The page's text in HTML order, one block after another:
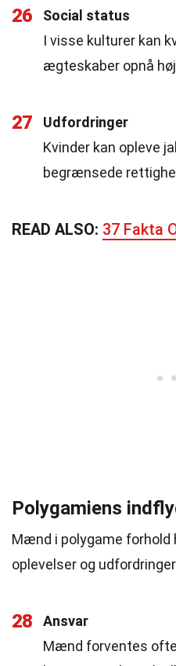
26
Social status
I visse kulturer kan
ægteskaber opnå
27
Udfordringer
Kvinder kan opleve
begrænsede
READ ALSO: 37 Fakta
Polygamiens
Mænd i polygame forhold
oplevelser og
28
Ansvar
Mænd forventes